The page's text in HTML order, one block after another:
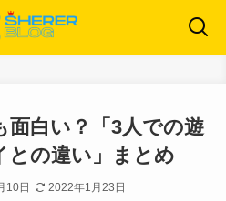
面白い？「3人での遊
との違い」まとめ
10日 2022年1月23日